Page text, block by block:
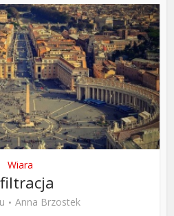
Wiara
Anna Brzostek